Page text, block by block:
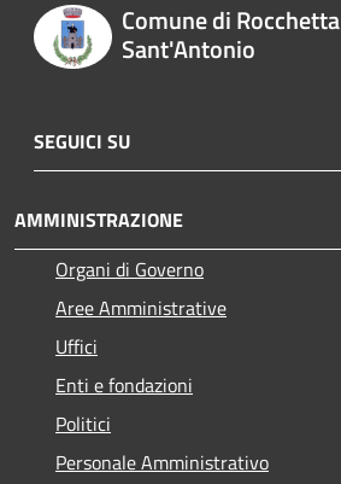
Comune di Rocchetta
Sant'Antonio
SEGUICI SU
AMMINISTRAZIONE
Organi di Governo
Aree Amministrative
Uffici
Enti e fondazioni
Politici
Personale Amministrativo